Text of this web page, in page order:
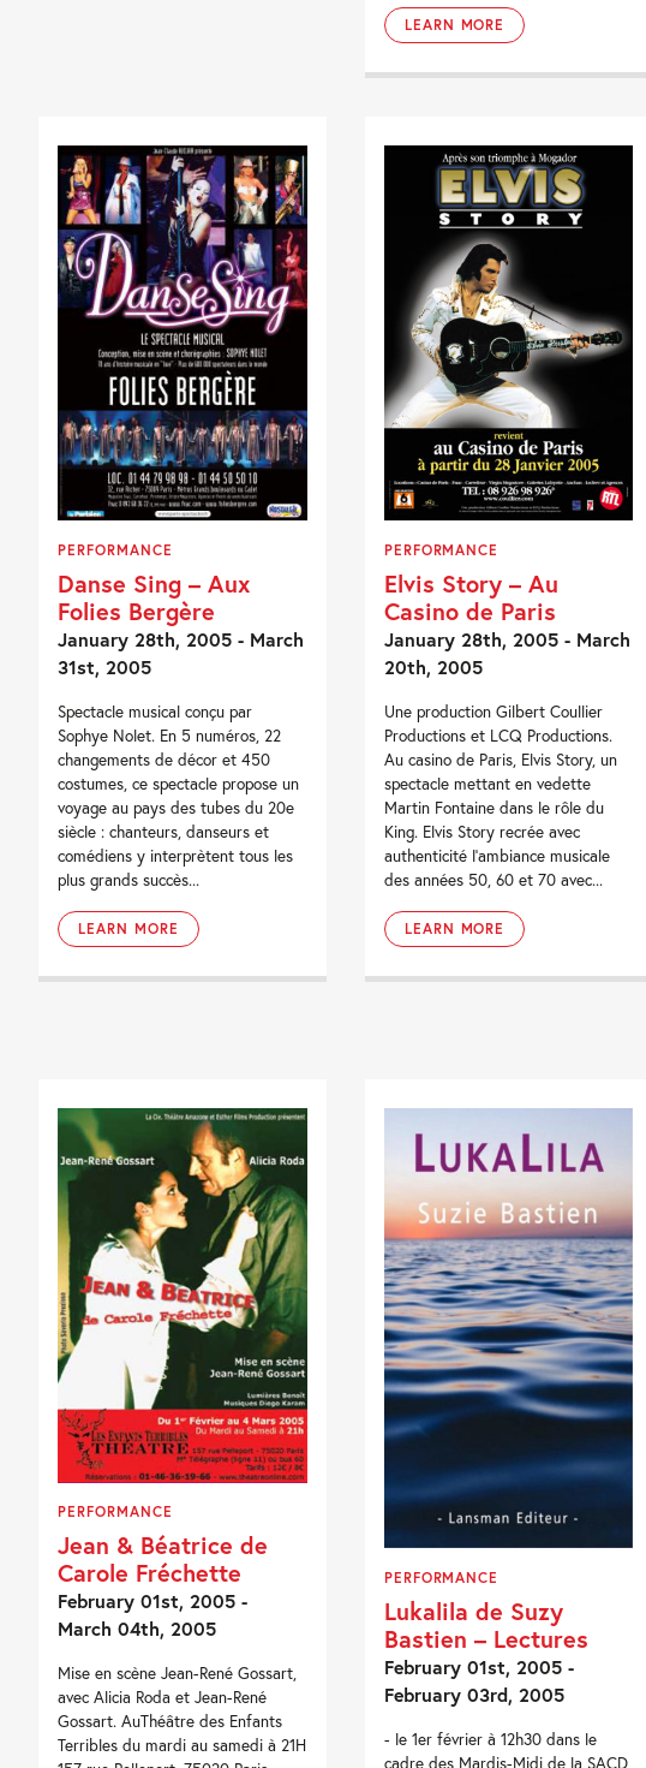
LEARN MORE
PERFORMANCE
Danse Sing – Aux
Folies Bergère
January 28th, 2005 - March
31st, 2005
Spectacle musical conçu par
Sophye Nolet. En 5 numéros, 22
changements de décor et 450
costumes, ce spectacle propose un
voyage au pays des tubes du 20e
siècle : chanteurs, danseurs et
comédiens y interprètent tous les
plus grands succès...
LEARN MORE
PERFORMANCE
Elvis Story – Au
Casino de Paris
January 28th, 2005 - March
20th, 2005
Une production Gilbert Coullier
Productions et LCQ Productions.
Au casino de Paris, Elvis Story, un
spectacle mettant en vedette
Martin Fontaine dans le rôle du
King. Elvis Story recrée avec
authenticité l’ambiance musicale
des années 50, 60 et 70 avec...
LEARN MORE
PERFORMANCE
Jean & Béatrice de
Carole Fréchette
February 01st, 2005 -
March 04th, 2005
Mise en scène Jean-René Gossart,
avec Alicia Roda et Jean-René
Gossart. AuThéâtre des Enfants
Terribles du mardi au samedi à 21H
PERFORMANCE
Lukalila de Suzy
Bastien – Lectures
February 01st, 2005 -
February 03rd, 2005
- le 1er février à 12h30 dans le
cadre des Mardis-Midi de la SACD,